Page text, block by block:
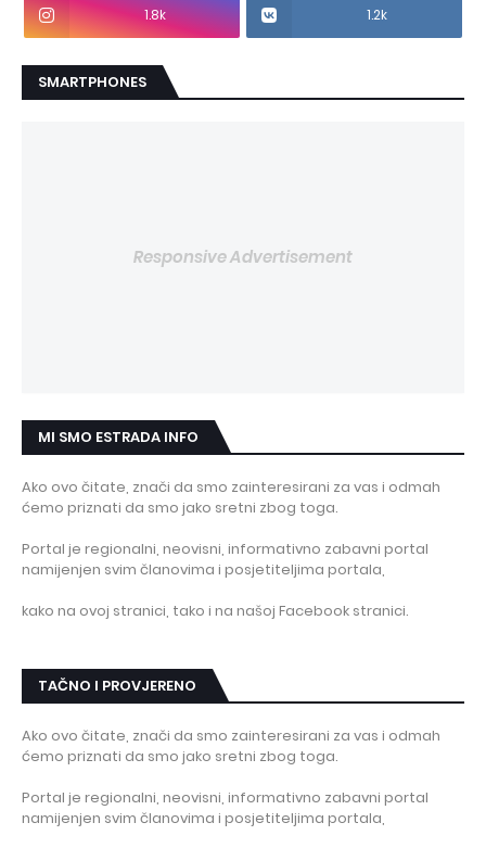
1.8k 1.2k
SMARTPHONES
Responsive Advertisement
MI SMO ESTRADA INFO
Ako ovo čitate, znači da smo zainteresirani za vas i odmah
ćemo priznati da smo jako sretni zbog toga.
Portal je regionalni, neovisni, informativno zabavni portal
namijenjen svim članovima i posjetiteljima portala,
kako na ovoj stranici, tako i na našoj Facebook stranici.
TAČNO I PROVJERENO
Ako ovo čitate, znači da smo zainteresirani za vas i odmah
ćemo priznati da smo jako sretni zbog toga.
Portal je regionalni, neovisni, informativno zabavni portal
namijenjen svim članovima i posjetiteljima portala,